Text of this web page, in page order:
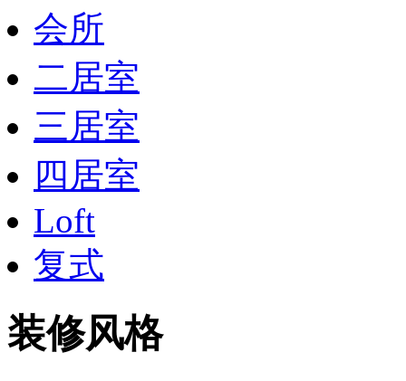
会所
二居室
三居室
四居室
Loft
复式
装修风格